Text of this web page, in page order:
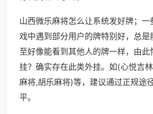
山西微乐麻将怎么让系统发好牌；
戏中遇到部分用户的牌特别好，总是
至好像能看到其他人的牌一样，由此
挂？确实存在此类外挂。如(心悦吉
麻将,胡乐麻将)等，建议通过正规途
平。